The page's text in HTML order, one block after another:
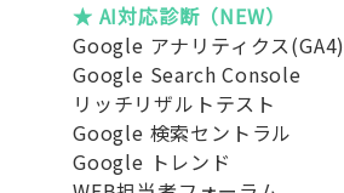
★ AI対応診断（NEW）
Google アナリティクス(GA4)
Google Search Console
リッチリザルトテスト
Google 検索セントラル
Google トレンド